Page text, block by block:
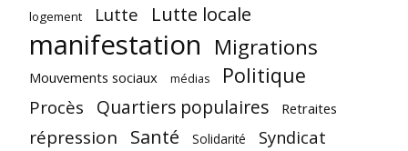
logement
Lutte Lutte locale
manifestation Migrations
Mouvements sociaux médias Politique
Procès Quartiers populaires Retraites
répression Santé Solidarité Syndicat